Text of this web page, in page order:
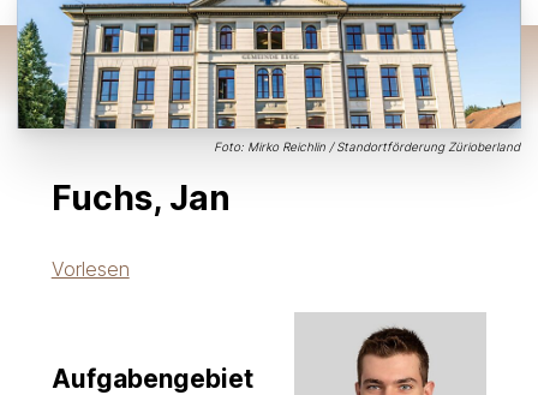
Foto: Mirko Reichlin / Standortförderung Zürioberland
Fuchs, Jan
Vorlesen
Aufgabengebiet